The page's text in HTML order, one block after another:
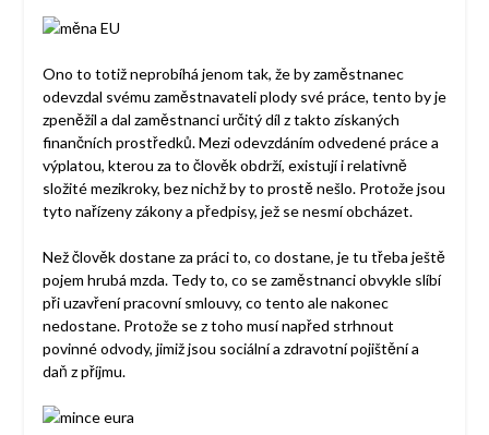
Ono to totiž neprobíhá jenom tak, že by zaměstnanec
odevzdal svému zaměstnavateli plody své práce, tento by je
zpeněžil a dal zaměstnanci určitý díl z takto získaných
finančních prostředků. Mezi odevzdáním odvedené práce a
výplatou, kterou za to člověk obdrží, existují i relativně
složité mezikroky, bez nichž by to prostě nešlo. Protože jsou
tyto nařízeny zákony a předpisy, jež se nesmí obcházet.
Než člověk dostane za práci to, co dostane, je tu třeba ještě
pojem hrubá mzda. Tedy to, co se zaměstnanci obvykle slíbí
při uzavření pracovní smlouvy, co tento ale nakonec
nedostane. Protože se z toho musí napřed strhnout
povinné odvody, jimiž jsou sociální a zdravotní pojištění a
daň z příjmu.